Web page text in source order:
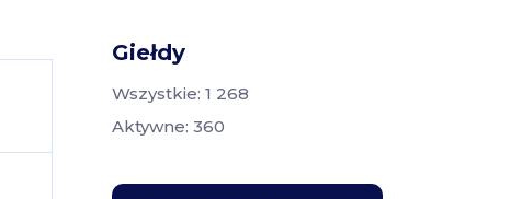
Giełdy
Wszystkie: 1 268
Aktywne: 360